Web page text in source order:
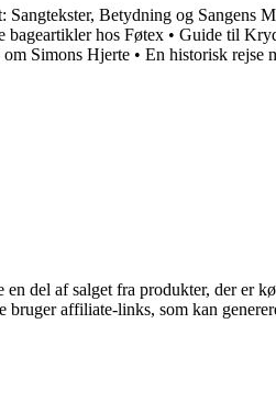
Sangtekster, Betydning og Sangens
bageartikler hos Føtex • Guide til
Simons Hjerte • En historisk rejse
del af salget fra produkter, der er
affiliate-links, som kan